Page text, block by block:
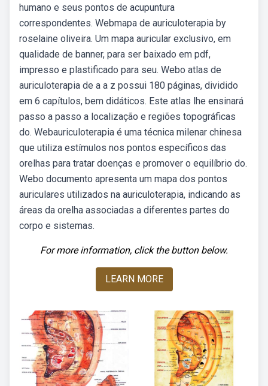
humano e seus pontos de acupuntura
correspondentes. Webmapa de auriculoterapia by
roselaine oliveira. Um mapa auricular exclusivo, em
qualidade de banner, para ser baixado em pdf,
impresso e plastificado para seu. Webo atlas de
auriculoterapia de a a z possui 180 páginas, dividido
em 6 capítulos, bem didáticos. Este atlas lhe ensinará
passo a passo a localização e regiões topográficas
do. Webauriculoterapia é uma técnica milenar chinesa
que utiliza estímulos nos pontos específicos das
orelhas para tratar doenças e promover o equilíbrio do.
Webo documento apresenta um mapa dos pontos
auriculares utilizados na auriculoterapia, indicando as
áreas da orelha associadas a diferentes partes do
corpo e sistemas.
For more information, click the button below.
LEARN MORE